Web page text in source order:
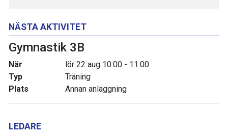
NÄSTA AKTIVITET
Gymnastik 3B
När
lör 22 aug 10:00 - 11:00
Typ
Träning
Plats
Annan anläggning
LEDARE